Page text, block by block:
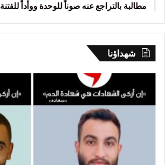
مطالبة بالتراجع عنه صوناً للوحدة ووأداً للفتنة
شهداؤنا